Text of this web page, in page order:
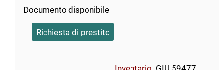
Documento disponibile
Richiesta di prestito
Inventario GIU 59477